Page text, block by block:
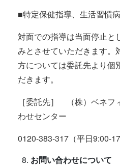
■特定保健指導、生活習慣
対面での指導は当面停止と
みとさせていただきます。
方については委託先より個
だきます。
［委託先］ （株）ベネ
わせセンター
0120-383-317（平日9:00-
お問い合わせについて